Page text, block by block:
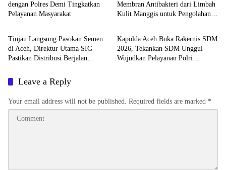
dengan Polres Demi Tingkatkan
Pelayanan Masyarakat
Membran Antibakteri dari Limbah
Kulit Manggis untuk Pengolahan
Headline
Tinjau Langsung Pasokan Semen
di Aceh, Direktur Utama SIG
Pastikan Distribusi Berjalan
Berita
Kapolda Aceh Buka Rakernis SDM
2026, Tekankan SDM Unggul
Wujudkan Pelayanan Polri
Leave a Reply
Your email address will not be published. Required fields are marked *